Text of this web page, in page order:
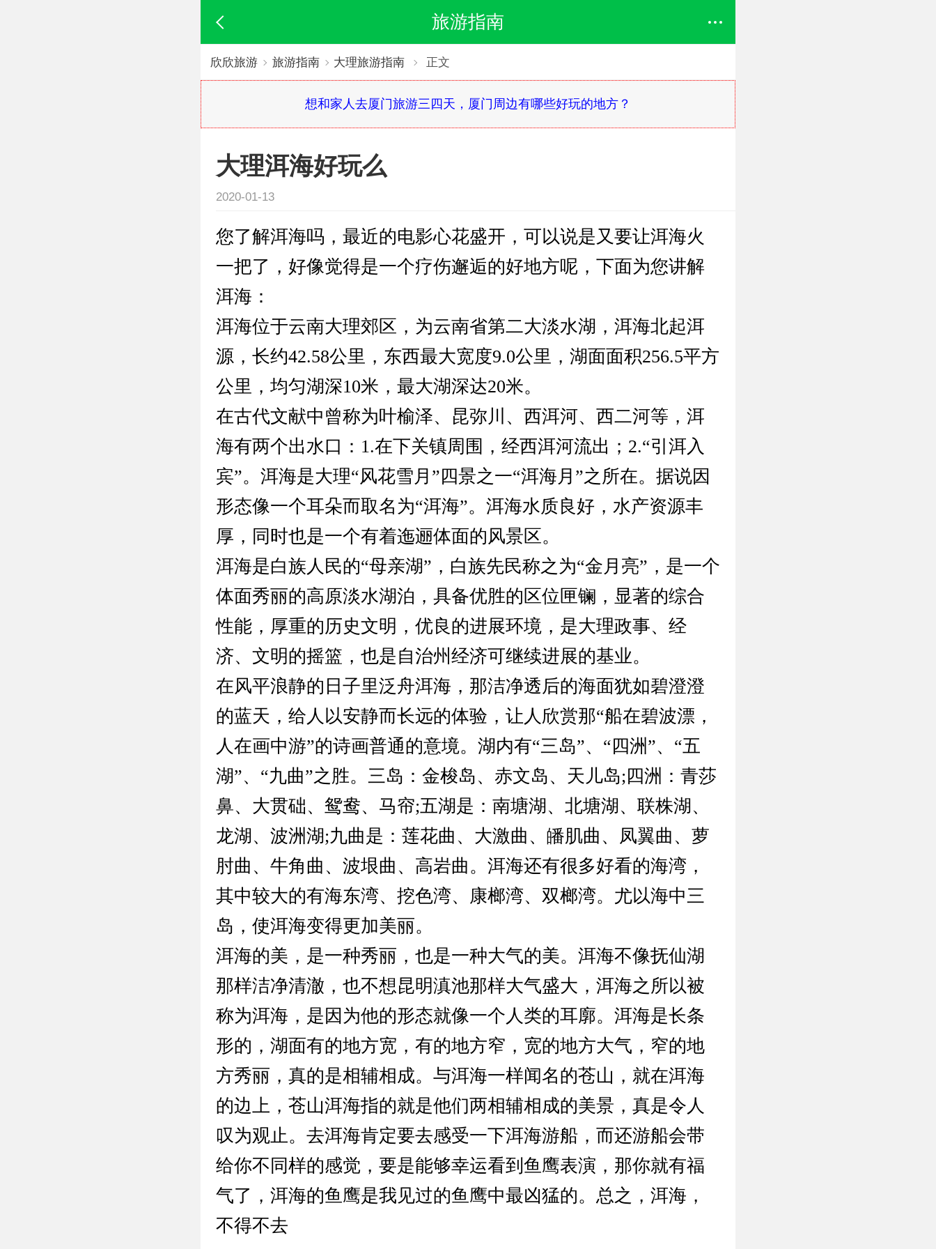
旅游指南
欣欣旅游 旅游指南 大理旅游指南 正文
想和家人去厦门旅游三四天，厦门周边有哪些好玩的地方？
大理洱海好玩么
2020-01-13
您了解洱海吗，最近的电影心花盛开，可以说是又要让洱海火
一把了，好像觉得是一个疗伤邂逅的好地方呢，下面为您讲解
洱海：
洱海位于云南大理郊区，为云南省第二大淡水湖，洱海北起洱
源，长约42.58公里，东西最大宽度9.0公里，湖面面积256.5平方
公里，均匀湖深10米，最大湖深达20米。
在古代文献中曾称为叶榆泽、昆弥川、西洱河、西二河等，洱
海有两个出水口：1.在下关镇周围，经西洱河流出；2.“引洱入
宾”。洱海是大理“风花雪月”四景之一“洱海月”之所在。据说因
形态像一个耳朵而取名为“洱海”。洱海水质良好，水产资源丰
厚，同时也是一个有着迤逦体面的风景区。
洱海是白族人民的“母亲湖”，白族先民称之为“金月亮”，是一个
体面秀丽的高原淡水湖泊，具备优胜的区位匣镧，显著的综合
性能，厚重的历史文明，优良的进展环境，是大理政事、经
济、文明的摇篮，也是自治州经济可继续进展的基业。
在风平浪静的日子里泛舟洱海，那洁净透后的海面犹如碧澄澄
的蓝天，给人以安静而长远的体验，让人欣赏那“船在碧波漂，
人在画中游”的诗画普通的意境。湖内有“三岛”、“四洲”、“五
湖”、“九曲”之胜。三岛：金梭岛、赤文岛、天儿岛;四洲：青莎
鼻、大贯础、鸳鸯、马帘;五湖是：南塘湖、北塘湖、联株湖、
龙湖、波洲湖;九曲是：莲花曲、大激曲、皤肌曲、凤翼曲、萝
肘曲、牛角曲、波垠曲、高岩曲。洱海还有很多好看的海湾，
其中较大的有海东湾、挖色湾、康榔湾、双榔湾。尤以海中三
岛，使洱海变得更加美丽。
洱海的美，是一种秀丽，也是一种大气的美。洱海不像抚仙湖
那样洁净清澈，也不想昆明滇池那样大气盛大，洱海之所以被
称为洱海，是因为他的形态就像一个人类的耳廓。洱海是长条
形的，湖面有的地方宽，有的地方窄，宽的地方大气，窄的地
方秀丽，真的是相辅相成。与洱海一样闻名的苍山，就在洱海
的边上，苍山洱海指的就是他们两相辅相成的美景，真是令人
叹为观止。去洱海肯定要去感受一下洱海游船，而还游船会带
给你不同样的感觉，要是能够幸运看到鱼鹰表演，那你就有福
气了，洱海的鱼鹰是我见过的鱼鹰中最凶猛的。总之，洱海，
不得不去